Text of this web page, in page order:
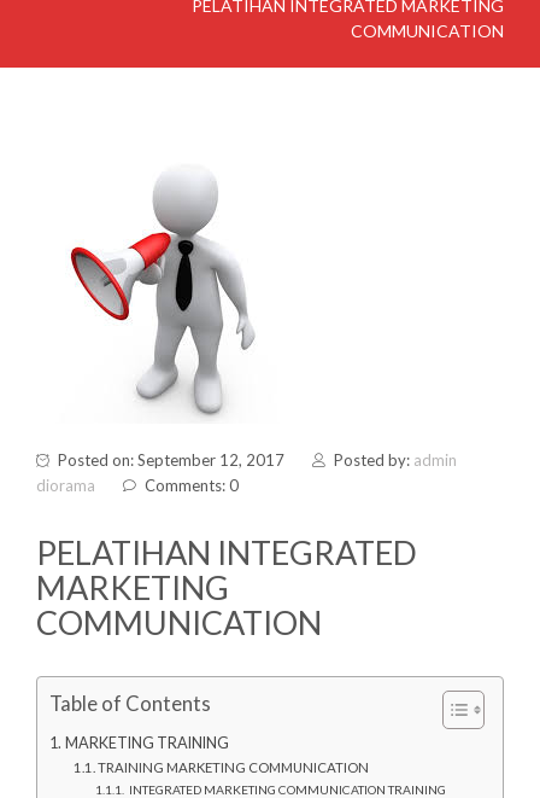
PELATIHAN INTEGRATED MARKETING
COMMUNICATION
Posted on: September 12, 2017 Posted by: admin
diorama
Comments: 0
PELATIHAN INTEGRATED
MARKETING
COMMUNICATION
Table of Contents
MARKETING TRAINING
TRAINING MARKETING COMMUNICATION
INTEGRATED MARKETING COMMUNICATION TRAINING